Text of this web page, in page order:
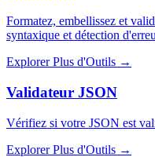
Formatez, embellissez et
syntaxique et détection
Explorer Plus d'Outils →
Validateur JSON
Vérifiez si votre JSON est
Explorer Plus d'Outils →